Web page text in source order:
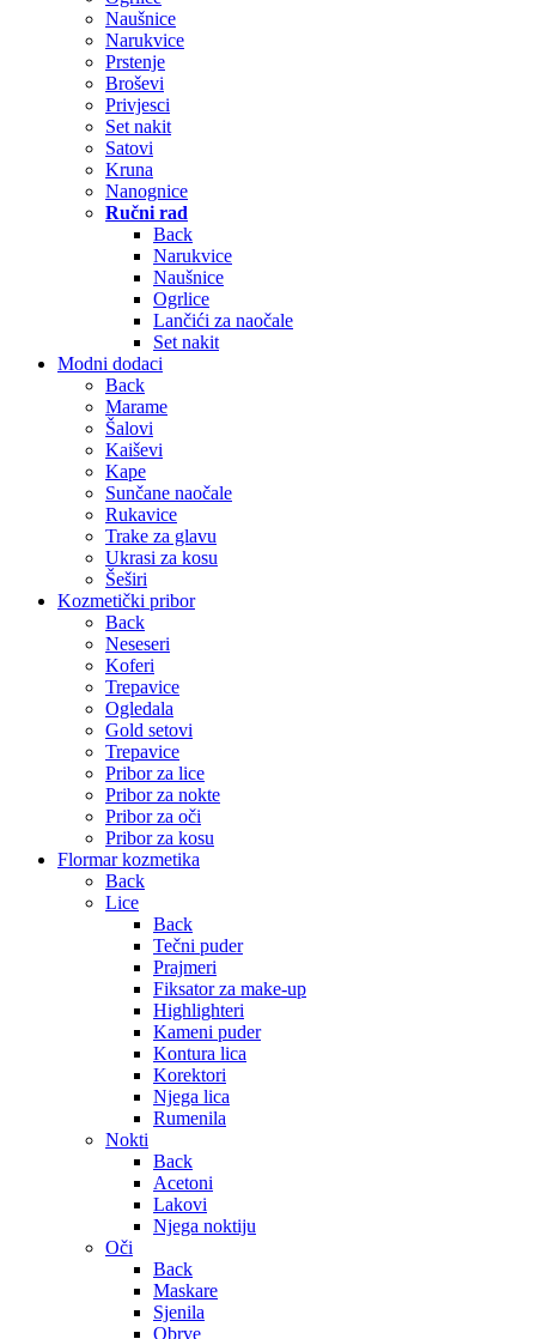
Naušnice
Narukvice
Prstenje
Broševi
Privjesci
Set nakit
Satovi
Kruna
Nanognice
Ručni rad
Back
Narukvice
Naušnice
Ogrlice
Lančići za naočale
Set nakit
Modni dodaci
Back
Marame
Šalovi
Kaiševi
Kape
Sunčane naočale
Rukavice
Trake za glavu
Ukrasi za kosu
Šeširi
Kozmetički pribor
Back
Neseseri
Koferi
Trepavice
Ogledala
Gold setovi
Trepavice
Pribor za lice
Pribor za nokte
Pribor za oči
Pribor za kosu
Flormar kozmetika
Back
Lice
Back
Tečni puder
Prajmeri
Fiksator za make-up
Highlighteri
Kameni puder
Kontura lica
Korektori
Njega lica
Rumenila
Nokti
Back
Acetoni
Lakovi
Njega noktiju
Oči
Back
Maskare
Sjenila
Obrve